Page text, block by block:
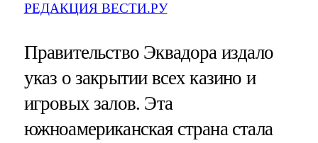
РЕДАКЦИЯ ВЕСТИ.РУ
Правительство Эквадора издало
указ о закрытии всех казино и
игровых залов. Эта
южноамериканская страна стала